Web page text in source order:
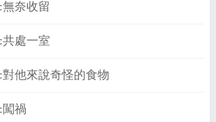
無奈收留
共處一室
對他來說奇怪的食物
闖禍